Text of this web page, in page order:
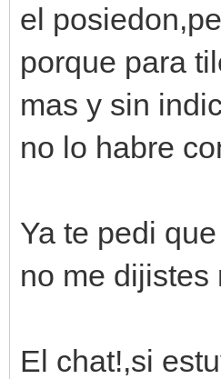
el
porque para
mas y sin
no lo habre
Ya te pedi
no me dijistes
El chat!,si